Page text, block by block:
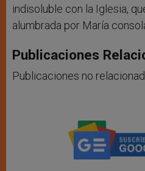
indisoluble con la Iglesia,
alumbrada por María
Publicaciones
Publicaciones no